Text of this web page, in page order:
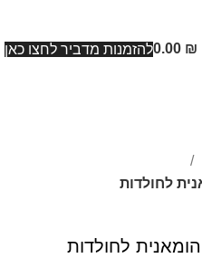
0.00 ₪ להזמנות מדביר לחצו כאן